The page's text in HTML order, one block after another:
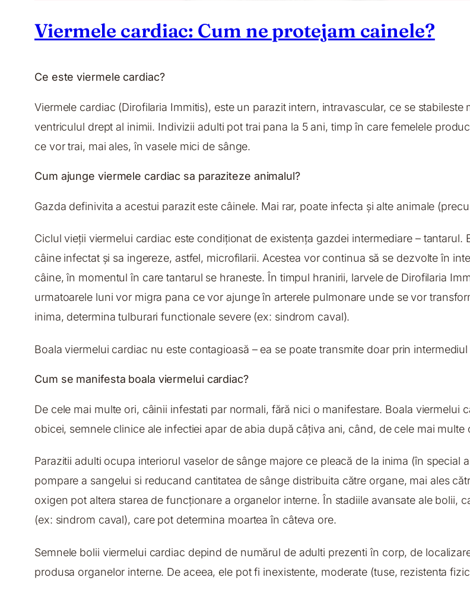
Viermele cardiac: Cum ne protejam cainele?
Ce este viermele cardiac?
Viermele cardiac (Dirofilaria Immitis), este un parazit intern, intravascular, ce se
ventriculul drept al inimii. Indivizii adulti pot trai pana la 5 ani, timp în care femelele
ce vor trai, mai ales, în vasele mici de sânge.
Cum ajunge viermele cardiac sa paraziteze animalul?
Gazda definivita a acestui parazit este câinele. Mai rar, poate infecta și alte animale
Ciclul vieții viermelui cardiac este condiționat de existența gazdei intermediare –
câine infectat și sa ingereze, astfel, microfilarii. Acestea vor continua să se dezvolte în
câine, în momentul în care tantarul se hraneste. În timpul hranirii, larvele de Dirofilaria
urmatoarele luni vor migra pana ce vor ajunge în arterele pulmonare unde se vor
inima, determina tulburari functionale severe (ex: sindrom caval).
Boala viermelui cardiac nu este contagioasă – ea se poate transmite doar prin
Cum se manifesta boala viermelui cardiac?
De cele mai multe ori, câinii infestati par normali, fără nici o manifestare. Boala viermelui
obicei, semnele clinice ale infectiei apar de abia după câțiva ani, când, de cele mai
Parazitii adulti ocupa interiorul vaselor de sânge majore ce pleacă de la inima (în
pompare a sangelui si reducand cantitatea de sânge distribuita către organe, mai ales
oxigen pot altera starea de funcționare a organelor interne. În stadiile avansate ale bolii,
(ex: sindrom caval), care pot determina moartea în câteva ore.
Semnele bolii viermelui cardiac depind de numărul de adulti prezenti în corp, de
produsa organelor interne. De aceea, ele pot fi inexistente, moderate (tuse, rezistenta